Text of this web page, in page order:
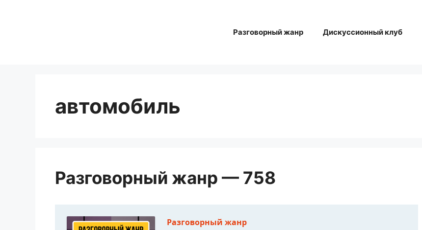
Разговорный жанр Дискуссионный клуб
автомобиль
Разговорный жанр — 758